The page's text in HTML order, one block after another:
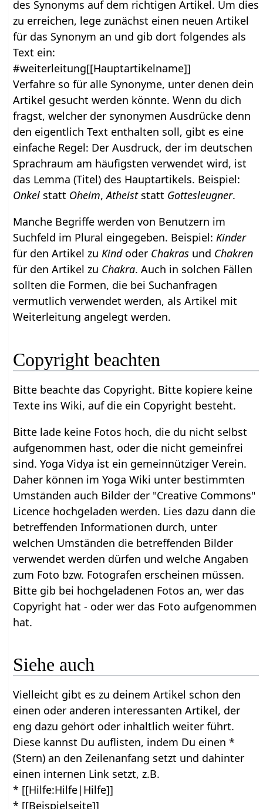
des Synonyms auf dem richtigen Artikel. Um dies
zu erreichen, lege zunächst einen neuen Artikel
für das Synonym an und gib dort folgendes als
Text ein:
#weiterleitung[[Hauptartikelname]]
Verfahre so für alle Synonyme, unter denen dein
Artikel gesucht werden könnte. Wenn du dich
fragst, welcher der synonymen Ausdrücke denn
den eigentlich Text enthalten soll, gibt es eine
einfache Regel: Der Ausdruck, der im deutschen
Sprachraum am häufigsten verwendet wird, ist
das Lemma (Titel) des Hauptartikels. Beispiel:
Onkel statt Oheim,Atheiststatt Gottesleugner.
Manche Begriffe werden von Benutzern im
Suchfeld im Plural eingegeben. Beispiel:Kinder
für den Artikel zuKindoder Chakras und Chakren
für den Artikel zu Chakra. Auch in solchen Fällen
sollten die Formen, die bei Suchanfragen
vermutlich verwendet werden, als Artikel mit
Weiterleitung angelegt werden.
Copyright beachten
Bitte beachte das Copyright. Bitte kopiere keine
Texte ins Wiki, auf die ein Copyright besteht.
Bitte lade keine Fotos hoch, die du nicht selbst
aufgenommen hast, oder die nicht gemeinfrei
sind. Yoga Vidya ist ein gemeinnütziger Verein.
Daher können im Yoga Wiki unter bestimmten
Umständen auch Bilder der "Creative Commons"
Licence hochgeladen werden. Lies dazu dann die
betreffenden Informationen durch, unter
welchen Umständen die betreffenden Bilder
verwendet werden dürfen und welche Angaben
zum Foto bzw. Fotografen erscheinen müssen.
Bitte gib bei hochgeladenen Fotos an, wer das
Copyright hat - oder wer das Foto aufgenommen
hat.
Siehe auch
Vielleicht gibt es zu deinem Artikel schon den
einen oder anderen interessanten Artikel, der
eng dazu gehört oder inhaltlich weiter führt.
Diese kannst Du auflisten, indem Du einen *
(Stern) an den Zeilenanfang setzt und dahinter
einen internen Link setzt, z.B.
* [[Hilfe:Hilfe|Hilfe]]
* [[Beispielseite]]